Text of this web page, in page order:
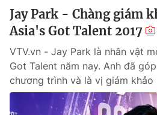
VTV9 VTV8
THỜI BÁO VTV
Jay Park - Chàng giám
Asia's Got Talent 2017
VTV.vn - Jay Park là nhân vật
Got Talent năm nay. Anh đã
chương trình và là vị giám khảo